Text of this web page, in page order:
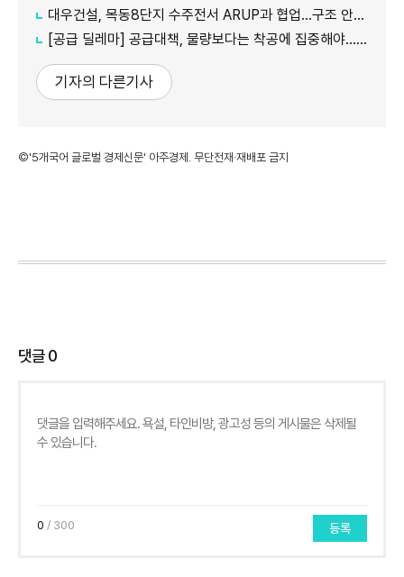
대우건설, 목동8단지 수주전서 ARUP과 협업…구조 안전성 강화
[공급 딜레마] 공급대책, 물량보다는 착공에 집중해야… 갈등 해결도 숙제
기자의 다른기사
©'5개국어 글로벌 경제신문' 아주경제. 무단전재·재배포 금지
댓글0
0 / 300 등록